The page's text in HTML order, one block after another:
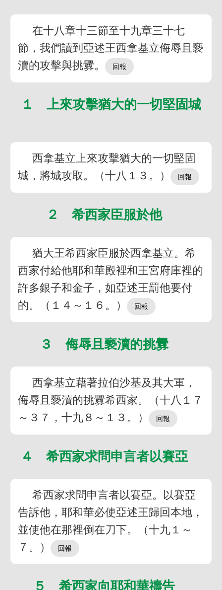
在十八章十三節至十九章三十七
節，我們讀到亞述王西拿基立侮辱且褻
瀆的攻擊與挑釁。
１ 上來攻擊猶大的一切堅固城
西拿基立上來攻擊猶大的一切堅固
城，將城攻取。（十八１３。）
２ 希西家臣服於他
猶大王希西家臣服於西拿基立。希
西家付給他耶和華殿裡和王宮府庫裡的
許多銀子和金子，如亞述王罰他要付
的。（１４～１６。）
３ 侮辱且褻瀆的挑釁
西拿基立藉著拉伯沙基及其大軍，
侮辱且褻瀆的挑釁希西家。（十八１７
～３７，十九８～１３。）
４ 希西家求問申言者以賽亞
希西家求問申言者以賽亞。以賽亞
告訴他，耶和華必使亞述王歸回本地，
並使他在那裡倒在刀下。（十九１～
７。）
５ 希西家向耶和華禱告